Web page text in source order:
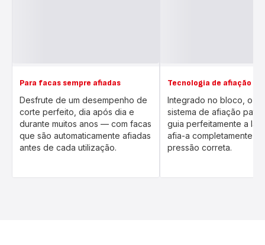
Para facas sempre afiadas
Desfrute de um desempenho de
corte perfeito, dia após dia e
durante muitos anos — com facas
que são automaticamente afiadas
antes de cada utilização.
Tecnologia de afiação
Integrado no bloco, o
sistema de afiação
guia perfeitamente a
afia-a completamente
pressão correta.